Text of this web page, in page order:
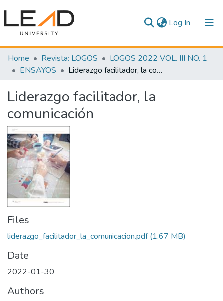
Log In (current)
Communities & Collections
All of DSpace
Statistics
Home Revista: LOGOS
LOGOS 2022 VOL. III NO. 1
ENSAYOS
Liderazgo facilitador, la comunicación
Liderazgo facilitador, la
comunicación
Files
liderazgo_facilitador_la_comunicacion.pdf(1.67 MB)
Date
2022-01-30
Authors